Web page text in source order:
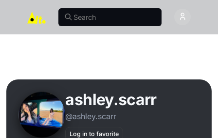
ashley.scarr
@ashley.scarr
Log in to favorite